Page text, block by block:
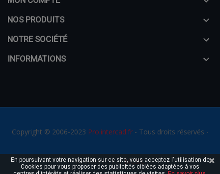
NOS PRODUITS 
NOTRE SOCIÉTÉ 
INFORMATIONS 
Copyright © 2006-2023 Pro.intercad.fr- Tous droits réservés -
Réalisation parMC&C
En poursuivant votre navigation sur ce site, vous acceptez l'utilisation de
Cookies pour vous proposer des publicités ciblées adaptées à vos